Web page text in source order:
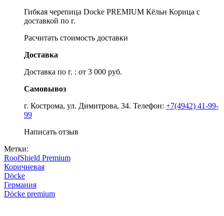
Гибкая черепица Docke PREMIUM Кёльн Корица с
доставкой по г.
Расчитать стоимость доставки
Доставка
Доставка по г. : от 3 000 руб.
Самовывоз
г. Кострома, ул. Димитрова, 34. Телефон: +7(4942) 41-99-
99
Написать отзыв
Метки:
RoofShield Premium
Коричневая
Döcke
Германия
Döcke premium